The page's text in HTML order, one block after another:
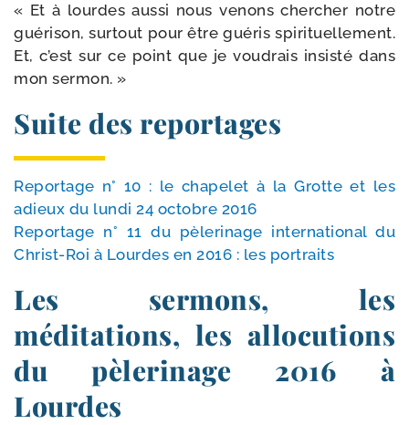
« Et à lourdes aus­si nous venons cher­cher notre
gué­ri­son, sur­tout pour être gué­ris spi­ri­tuel­le­ment.
Et, c’est sur ce point que je vou­drais insis­té dans
mon sermon. »
Suite des reportages
Reportage n° 10 : le cha­pe­let à la Grotte et les
adieux du lun­di 24 octobre 2016
Reportage n° 11 du pèle­ri­nage inter­na­tio­nal du
Christ-​Roi à Lourdes en 2016 : les portraits
Les sermons, les
méditations, les allocutions
du pèlerinage 2016 à
Lourdes